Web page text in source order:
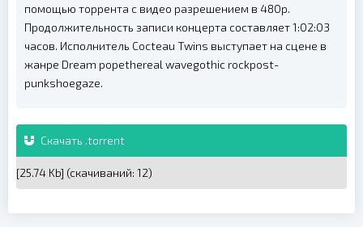
помощью торрента с видео разрешением в 480p.
Продолжительность записи концерта составляет 1:02:03
часов. Исполнитель Cocteau Twins выступает на сцене в
жанре Dream popethereal wavegothic rockpost-
punkshoegaze.
Скачать .torrent
[25.74 Kb] (cкачиваний: 12)